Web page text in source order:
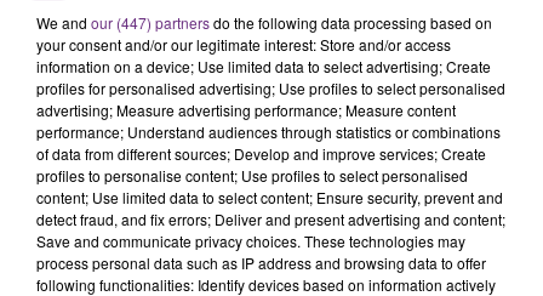
SI TOUT LE MONDE FAIT ÇA, MOI L'ANNÉE
PROCHAINE JE VENDANGE EN...
La vendange en Champagne a débuté ce jeudi 6
août dans la commune de Montgueux (Aube). Du
jamais vu !
We and our (447) partnersdo the following data processing based on
your consent and/or our legitimate interest: Store and/or access
information on a device; Use limited data to select advertising; Create
profiles for personalised advertising; Use profiles to select personalised
advertising; Measure advertising performance; Measure content
performance; Understand audiences through statistics or combinations
of data from different sources; Develop and improve services; Create
profiles to personalise content; Use profiles to select personalised
content; Use limited data to select content; Ensure security, prevent and
detect fraud, and fix errors; Deliver and present advertising and content;
Save and communicate privacy choices. These technologies may
process personal data such as IP address and browsing data to offer
following functionalities: Identify devices based on information actively